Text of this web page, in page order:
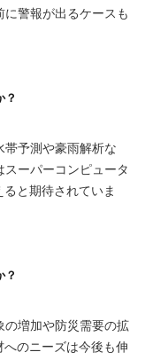
警報が出るケースも
？
予測や豪雨解析な
ーパーコンピュータ
と期待されていま
？
の増加や防災需要の拡
のニーズは今後も伸